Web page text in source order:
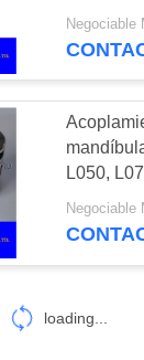
de la
de
48, 55,
Negociable
L050,
L095
Negociable
loading...